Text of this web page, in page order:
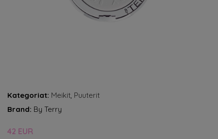
Kategoriat: Meikit, Puuterit
Brand: By Terry
42 EUR